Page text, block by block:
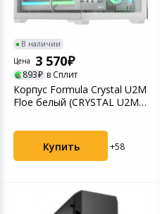
В наличии
Цена
3 570
893 в Сплит
Корпус Formula Crystal U2M
Floe белый (CRYSTAL U2M
Купить +58
Музыкальные инструменты
Канцтовары
Аксессуары
Умный дом